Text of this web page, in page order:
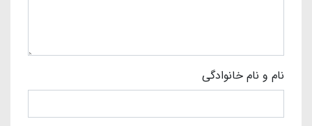
نام و نام خانوادگی